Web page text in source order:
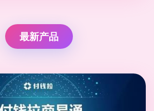
最新产品